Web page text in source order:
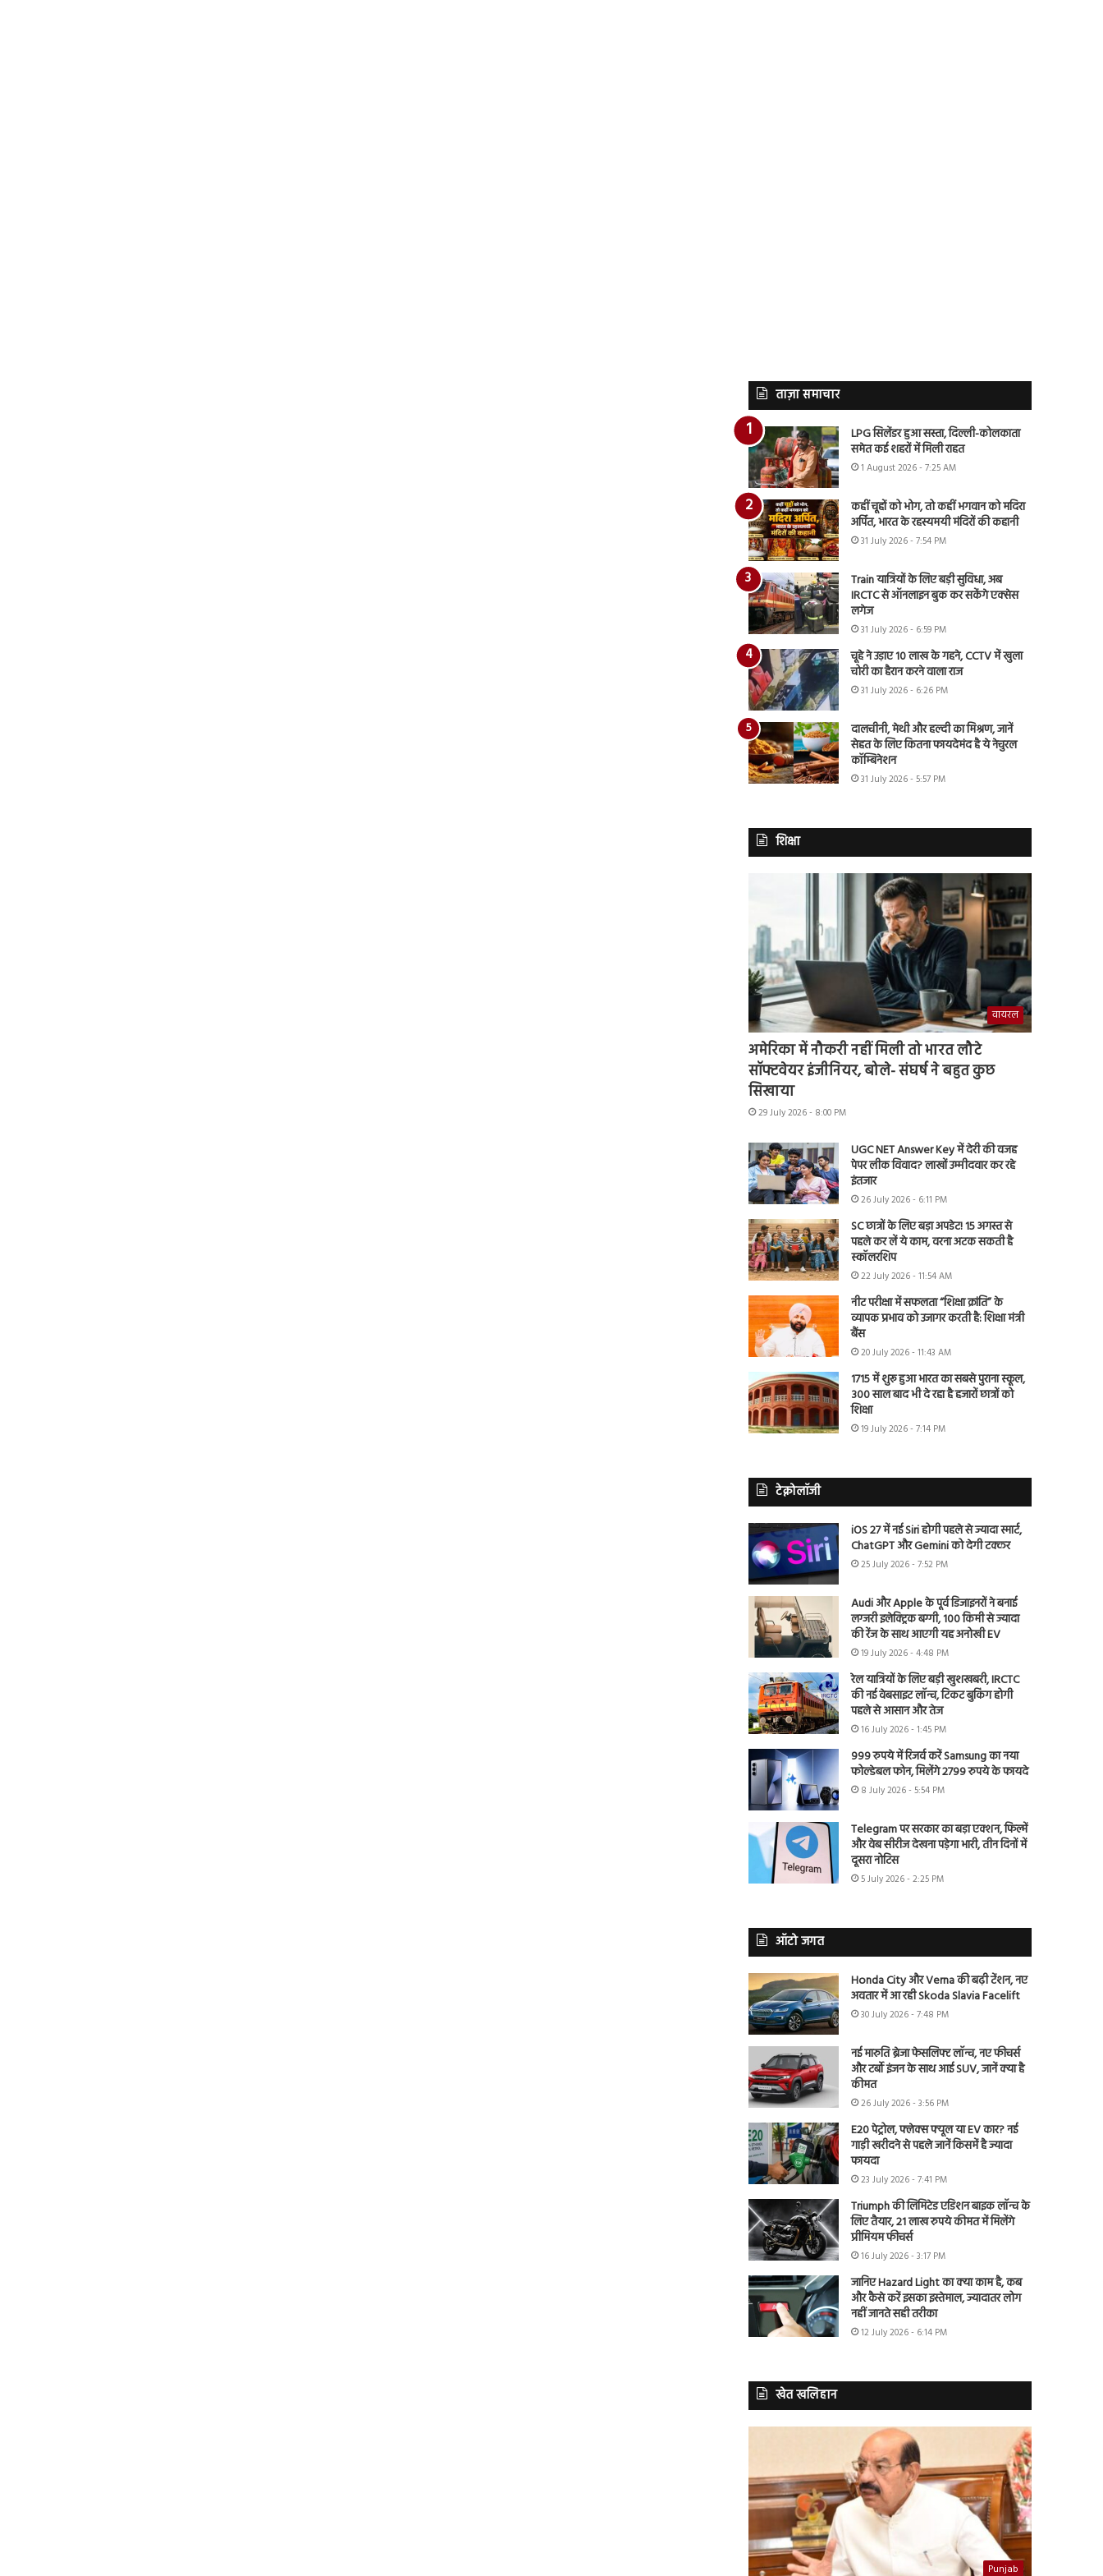
ताज़ा समाचार
LPG सिलेंडर हुआ सस्ता, दिल्ली-कोलकाता
समेत कई शहरों में मिली राहत
1 August 2026 - 7:25 AM
कहीं चूहों को भोग, तो कहीं भगवान को मदिरा
अर्पित, भारत के रहस्यमयी मंदिरों की कहानी
31 July 2026 - 7:54 PM
Train यात्रियों के लिए बड़ी सुविधा, अब
IRCTC से ऑनलाइन बुक कर सकेंगे एक्सेस
लगेज
31 July 2026 - 6:59 PM
चूहे ने उड़ाए 10 लाख के गहने, CCTV में खुला
चोरी का हैरान करने वाला राज
31 July 2026 - 6:26 PM
दालचीनी, मेथी और हल्दी का मिश्रण, जानें
सेहत के लिए कितना फायदेमंद है ये नेचुरल
कॉम्बिनेशन
31 July 2026 - 5:57 PM
शिक्षा
वायरल
अमेरिका में नौकरी नहीं मिली तो भारत लौटे
सॉफ्टवेयर इंजीनियर, बोले- संघर्ष ने बहुत कुछ
सिखाया
29 July 2026 - 8:00 PM
UGC NET Answer Key में देरी की वजह
पेपर लीक विवाद? लाखों उम्मीदवार कर रहे
इंतजार
26 July 2026 - 6:11 PM
SC छात्रों के लिए बड़ा अपडेट! 15 अगस्त से
पहले कर लें ये काम, वरना अटक सकती है
स्कॉलरशिप
22 July 2026 - 11:54 AM
नीट परीक्षा में सफलता “शिक्षा क्रांति” के
व्यापक प्रभाव को उजागर करती है: शिक्षा मंत्री
बैंस
20 July 2026 - 11:43 AM
1715 में शुरू हुआ भारत का सबसे पुराना स्कूल,
300 साल बाद भी दे रहा है हजारों छात्रों को
शिक्षा
19 July 2026 - 7:14 PM
टेक्नोलॉजी
iOS 27 में नई Siri होगी पहले से ज्यादा स्मार्ट,
ChatGPT और Gemini को देगी टक्कर
25 July 2026 - 7:52 PM
Audi और Apple के पूर्व डिजाइनरों ने बनाई
लग्जरी इलेक्ट्रिक बग्गी, 100 किमी से ज्यादा
की रेंज के साथ आएगी यह अनोखी EV
19 July 2026 - 4:48 PM
रेल यात्रियों के लिए बड़ी खुशखबरी, IRCTC
की नई वेबसाइट लॉन्च, टिकट बुकिंग होगी
पहले से आसान और तेज
16 July 2026 - 1:45 PM
999 रुपये में रिजर्व करें Samsung का नया
फोल्डेबल फोन, मिलेंगे 2799 रुपये के फायदे
8 July 2026 - 5:54 PM
Telegram पर सरकार का बड़ा एक्शन, फिल्में
और वेब सीरीज देखना पड़ेगा भारी, तीन दिनों में
दूसरा नोटिस
5 July 2026 - 2:25 PM
ऑटो जगत
Honda City और Verna की बढ़ी टेंशन, नए
अवतार में आ रही Skoda Slavia Facelift
30 July 2026 - 7:48 PM
नई मारुति ब्रेजा फेसलिफ्ट लॉन्च, नए फीचर्स
और टर्बो इंजन के साथ आई SUV, जानें क्या है
कीमत
26 July 2026 - 3:56 PM
E20 पेट्रोल, फ्लेक्स फ्यूल या EV कार? नई
गाड़ी खरीदने से पहले जानें किसमें है ज्यादा
फायदा
23 July 2026 - 7:41 PM
Triumph की लिमिटेड एडिशन बाइक लॉन्च के
लिए तैयार, 21 लाख रुपये कीमत में मिलेंगे
प्रीमियम फीचर्स
16 July 2026 - 3:17 PM
जानिए Hazard Light का क्या काम है, कब
और कैसे करें इसका इस्तेमाल, ज्यादातर लोग
नहीं जानते सही तरीका
12 July 2026 - 6:14 PM
खेत खलिहान
Punjab